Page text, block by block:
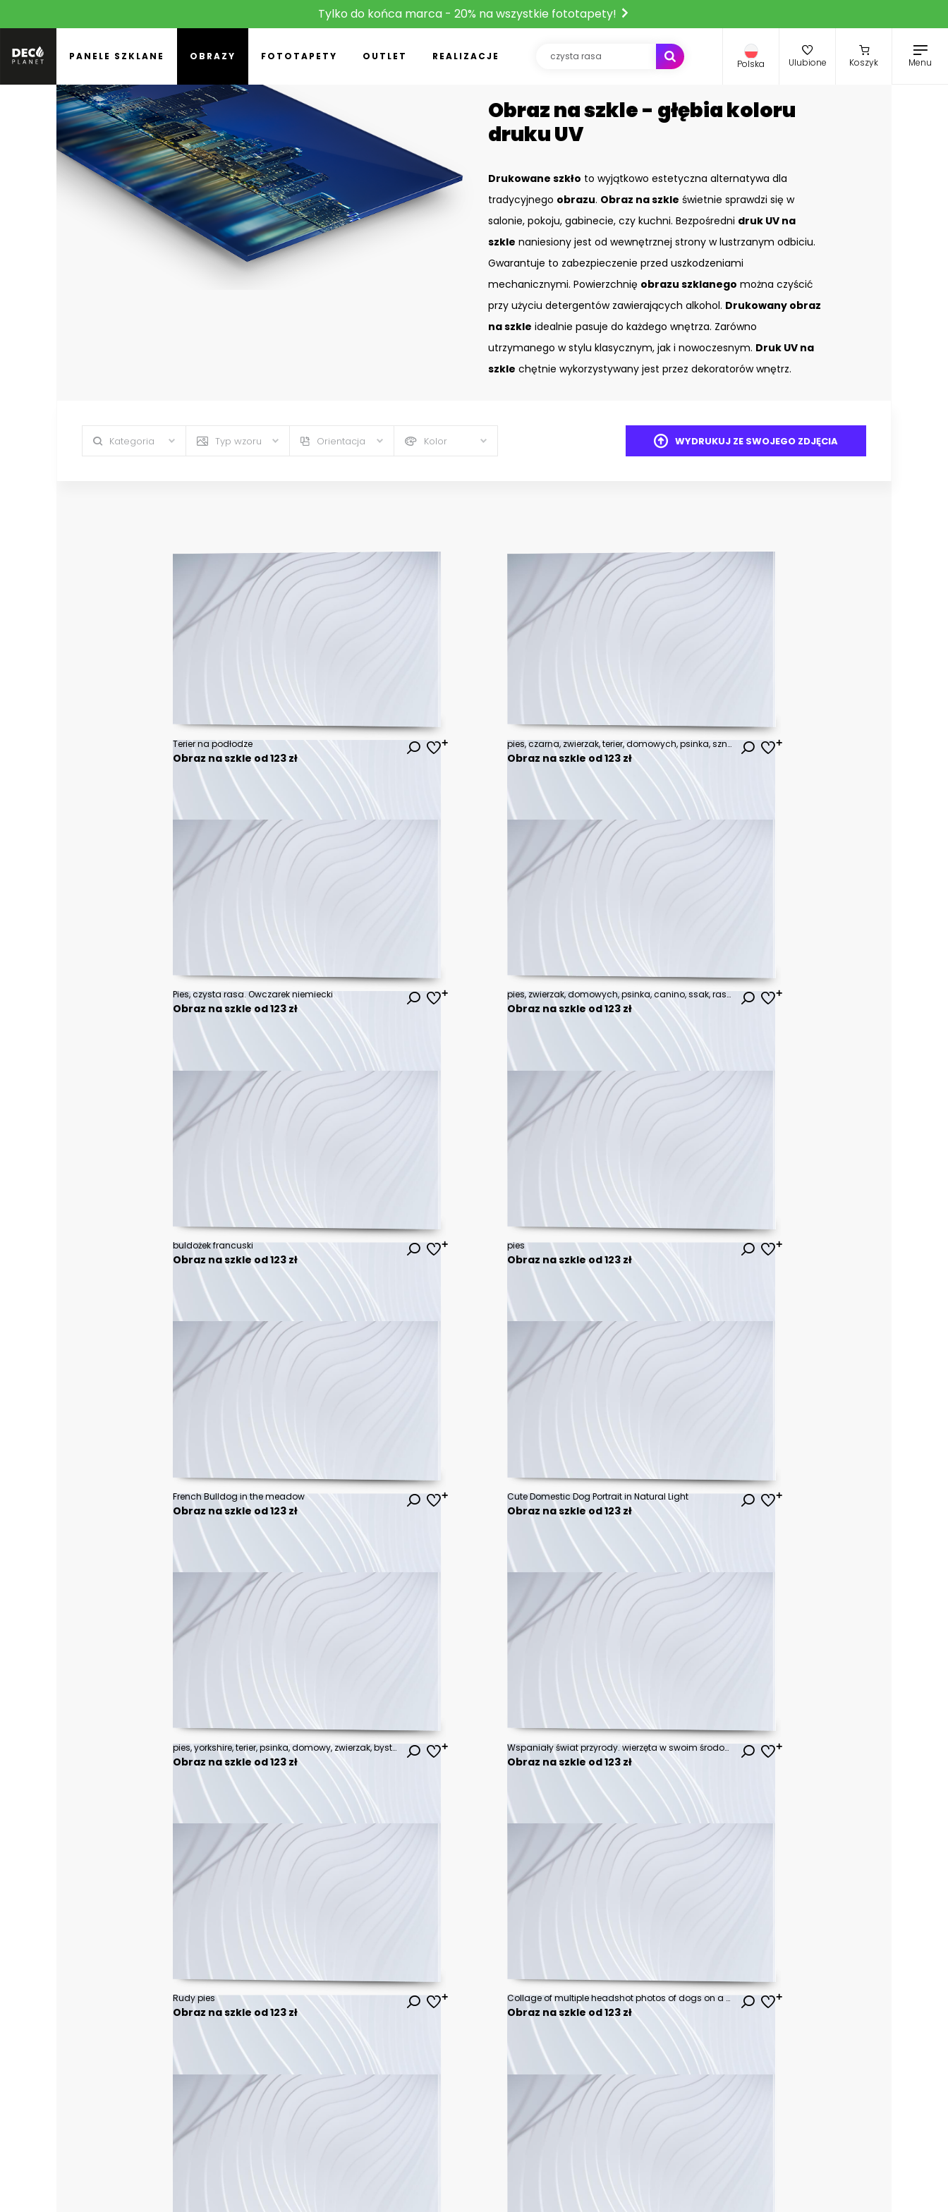
Tylko do końca marca - 20% na wszystkie fototapety!
PANELE SZKLANE OBRAZY FOTOTAPETY OUTLET REALIZACJE
Polska Ulubione Koszyk Menu
Obraz na szkle - głębia koloru
druku UV
Drukowane szkło to wyjątkowo estetyczna alternatywa dla
tradycyjnego obrazu. Obraz na szkle świetnie sprawdzi się w
salonie, pokoju, gabinecie, czy kuchni. Bezpośredni druk UV na
szkle naniesiony jest od wewnętrznej strony w lustrzanym odbiciu.
Gwarantuje to zabezpieczenie przed uszkodzeniami
mechanicznymi. Powierzchnię obrazu szklanego można czyścić
przy użyciu detergentów zawierających alkohol. Drukowany obraz
na szkle idealnie pasuje do każdego wnętrza. Zarówno
utrzymanego w stylu klasycznym, jak i nowoczesnym. Druk UV na
szkle chętnie wykorzystywany jest przez dekoratorów wnętrz.
Kategoria Typ wzoru Orientacja Kolor WYDRUKUJ ZE SWOJEGO ZDJĘCIA
Terier na podłodze
Obraz na szkle od 123 zł
pies, czarna, zwierzak, terier, domowych, psinka, sznaucer, rasa, canino, ssak, domowych, futro, domowy, rodowód, czysta rasa, szkoci, posiedzenie, piesek, bystra, atelier, adorable, baba, izolowany,
Obraz na szkle od 123 zł
Pies, czysta rasa. Owczarek niemiecki
Obraz na szkle od 123 zł
pies, zwierzak, domowych, psinka, canino, ssak, rasa, braun, gras, bokser, domowy, piesek, posiedzenie, czysta rasa, przyjaciel, bystra, adorable, rodowód, domowych, buzia, zwierzak, kołnierz, patrząc
Obraz na szkle od 123 zł
buldożek francuski
Obraz na szkle od 123 zł
pies
Obraz na szkle od 123 zł
French Bulldog in the meadow
Obraz na szkle od 123 zł
Cute Domestic Dog Portrait in Natural Light
Obraz na szkle od 123 zł
pies, yorkshire, terier, psinka, domowy, zwierzak, bystra, canino, drobny, yorkshire terrier, portret, owłosienie, gras, ssak, rasa, futro, adorable, czysta rasa, domowy,
Obraz na szkle od 123 zł
Wspaniały świat przyrody. wierzęta w swoim środowisku.
Obraz na szkle od 123 zł
Rudy pies
Obraz na szkle od 123 zł
Collage of multiple headshot photos of dogs on a multicolored background of a multitude of different bright colors, shop banner
Obraz na szkle od 123 zł